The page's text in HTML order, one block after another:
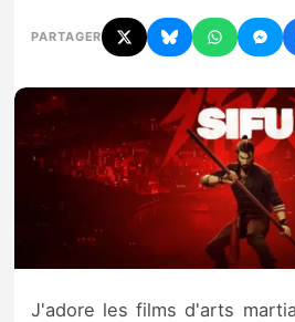
Hardware
Chiffres de ventes
Rumeurs
Nintendo Direct
Tests et previews
PARTAGER
J'adore les films d'arts